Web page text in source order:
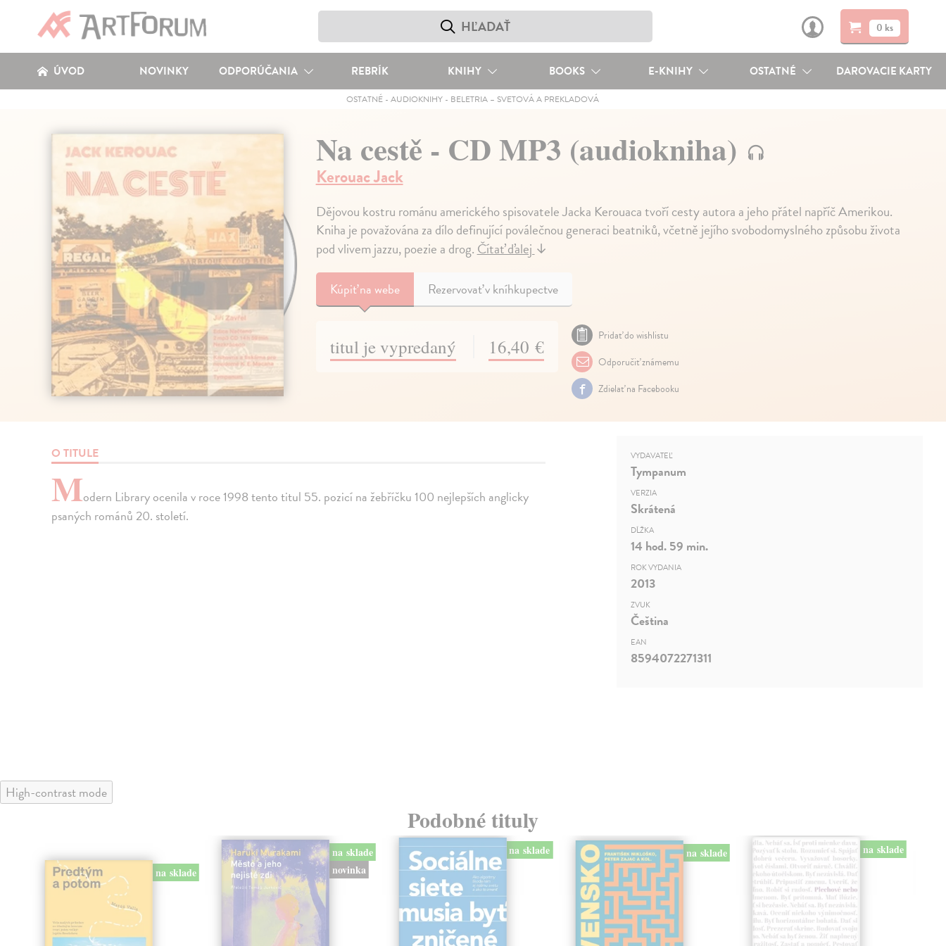
0 ks
ÚVOD NOVINKY ODPORÚČANIA REBRÍK KNIHY BOOKS E-KNIHY OSTATNÉ DAROVACIE KARTY
OSTATNÉ -AUDIOKNIHY - BELETRIA – SVETOVÁ A PREKLADOVÁ
Na cestě - CD MP3 (audiokniha)
Kerouac Jack
Dějovou kostru románu amerického spisovatele Jacka Kerouaca tvoří cesty autora a jeho přátel napříč Amerikou.
Kniha je považována za dílo definující poválečnou generaci beatniků, včetně jejího svobodomyslného způsobu života
pod vlivem jazzu, poezie a drog.Čítať ďalej↓
Kúpiťna webe Rezervovať v kníhkupectve
titul je vypredaný 16,40 €
Pridať do wishlistu
Odporučiť známemu
Zdielať na Facebooku
O TITULE
Modern Library ocenila v roce 1998 tento titul 55. pozicí na žebříčku 100 nejlepších anglicky
psaných románů 20. století.
VYDAVATEĽ
Tympanum
VERZIA
Skrátená
DĹŽKA
14 hod. 59 min.
ROK VYDANIA
2013
ZVUK
Čeština
EAN
8594072271311
High-contrast mode
Podobné tituly
na sklade
na sklade
novinka
na sklade na sklade na sklade